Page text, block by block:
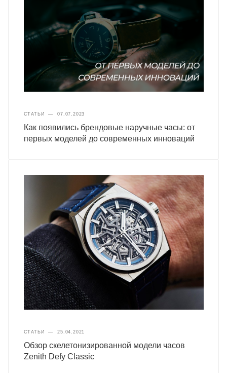
СТАТЬИ — 07.07.2023
Как появились брендовые наручные часы: от
первых моделей до современных инноваций
СТАТЬИ — 25.04.2021
Обзор скелетонизированной модели часов
Zenith Defy Classic